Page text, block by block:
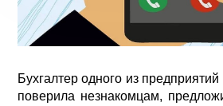
Бухгалтер одного из
поверила незнакомцам,